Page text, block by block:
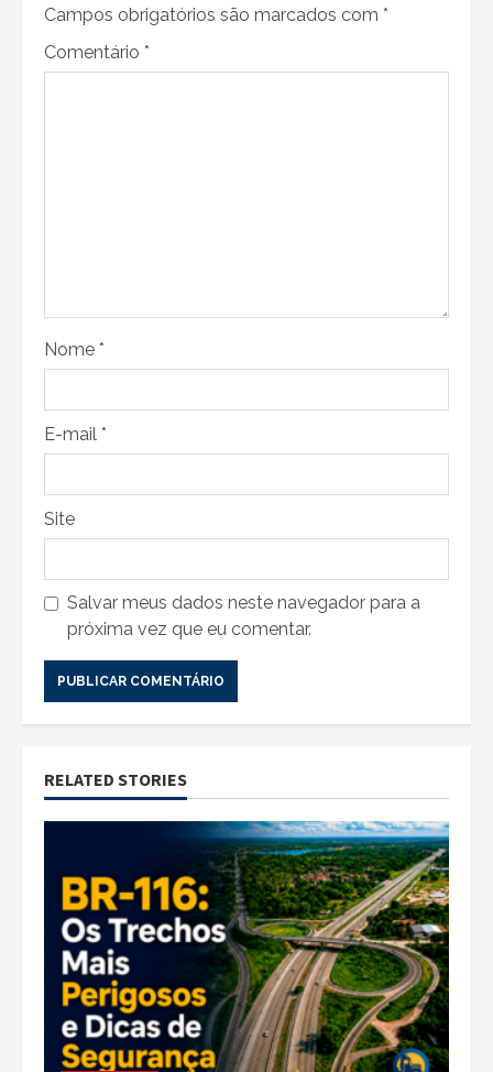
Campos obrigatórios são marcados com *
Comentário *
Nome *
E-mail *
Site
Salvar meus dados neste navegador para a
próxima vez que eu comentar.
RELATED STORIES